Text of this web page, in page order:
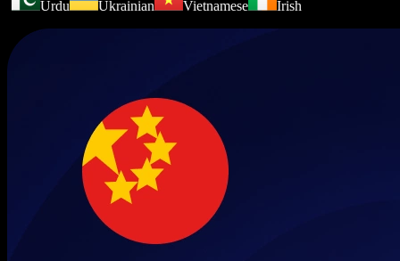
Urdu
Ukrainian Vietnamese Irish